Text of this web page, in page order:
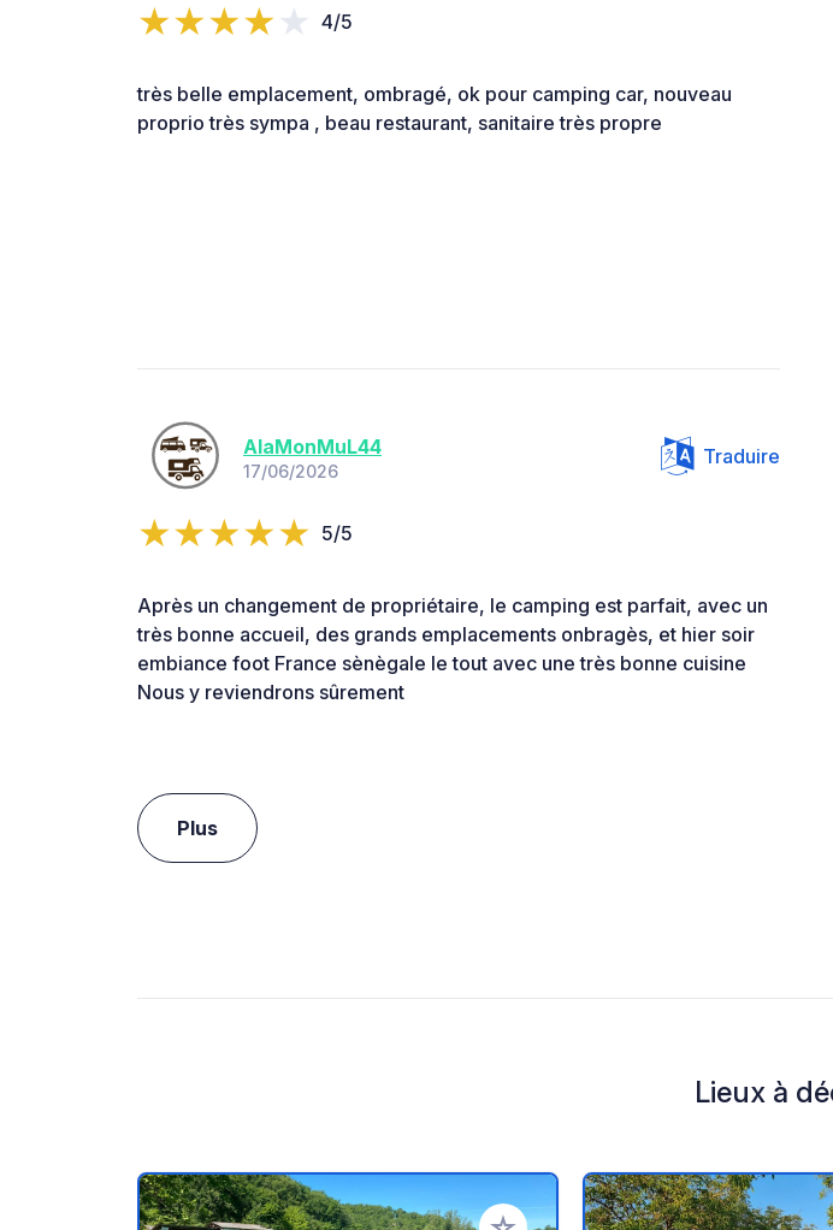
4/5
très belle emplacement, ombragé, ok pour camping car, nouveau
proprio très sympa , beau restaurant, sanitaire très propre
AlaMonMuL44
17/06/2026
Traduire
5/5
Après un changement de propriétaire, le camping est parfait, avec un
très bonne accueil, des grands emplacements onbragès, et hier soir
embiance foot France sènègale le tout avec une très bonne cuisine
Nous y reviendrons sûrement
Plus
Lieux à